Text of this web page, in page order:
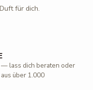
für dich.
lass dich beraten oder
über 1.000